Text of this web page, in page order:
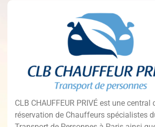
CLB CHAUFFEUR PRIVÉ est une central
réservation de Chauffeurs spécialistes